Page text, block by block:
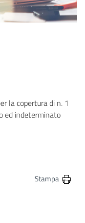
la copertura di n. 1
ed indeterminato
su Facebook
su Twitter
pagina su Linkedin
questa pagina via
Stampa